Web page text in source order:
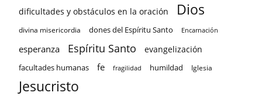
dificultades y obstáculos en la oración Dios
divina misericordia dones del Espíritu Santo Encarnación
esperanza Espíritu Santo evangelización
facultades humanas fe fragilidad humildad Iglesia
Jesucristo